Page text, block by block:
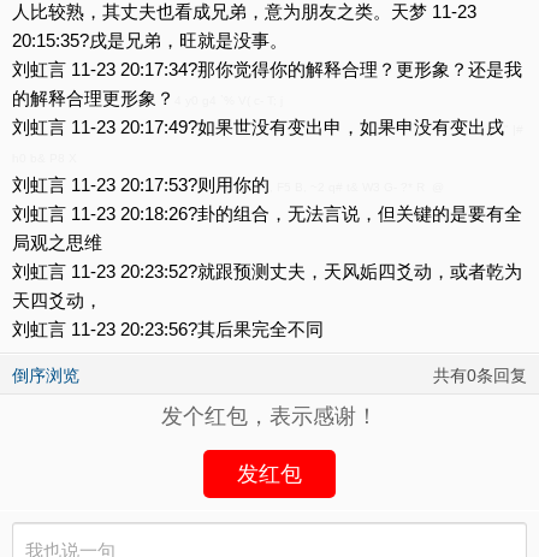
人比较熟，其丈夫也看成兄弟，意为朋友之类。天梦 11-23
20:15:35?戌是兄弟，旺就是没事。
刘虹言 11-23 20:17:34?那你觉得你的解释合理？更形象？还是我
的解释合理更形象？
刘虹言 11-23 20:17:49?如果世没有变出申，如果申没有变出戌
刘虹言 11-23 20:17:53?则用你的
刘虹言 11-23 20:18:26?卦的组合，无法言说，但关键的是要有全
局观之思维
刘虹言 11-23 20:23:52?就跟预测丈夫，天风姤四爻动，或者乾为
天四爻动，
刘虹言 11-23 20:23:56?其后果完全不同
倒序浏览 共有0条回复
发个红包，表示感谢！
发红包